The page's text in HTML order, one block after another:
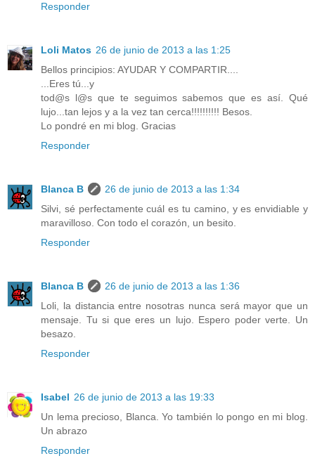
Responder
Loli Matos 26 de junio de 2013 a las 1:25
Bellos principios: AYUDAR Y COMPARTIR....
...Eres tú...y
tod@s l@s que te seguimos sabemos que es así. Qué
lujo...tan lejos y a la vez tan cerca!!!!!!!!!! Besos.
Lo pondré en mi blog. Gracias
Responder
Blanca B
26 de junio de 2013 a las 1:34
Silvi, sé perfectamente cuál es tu camino, y es envidiable y
maravilloso. Con todo el corazón, un besito.
Responder
Blanca B
26 de junio de 2013 a las 1:36
Loli, la distancia entre nosotras nunca será mayor que un
mensaje. Tu si que eres un lujo. Espero poder verte. Un
besazo.
Responder
Isabel 26 de junio de 2013 a las 19:33
Un lema precioso, Blanca. Yo también lo pongo en mi blog.
Un abrazo
Responder